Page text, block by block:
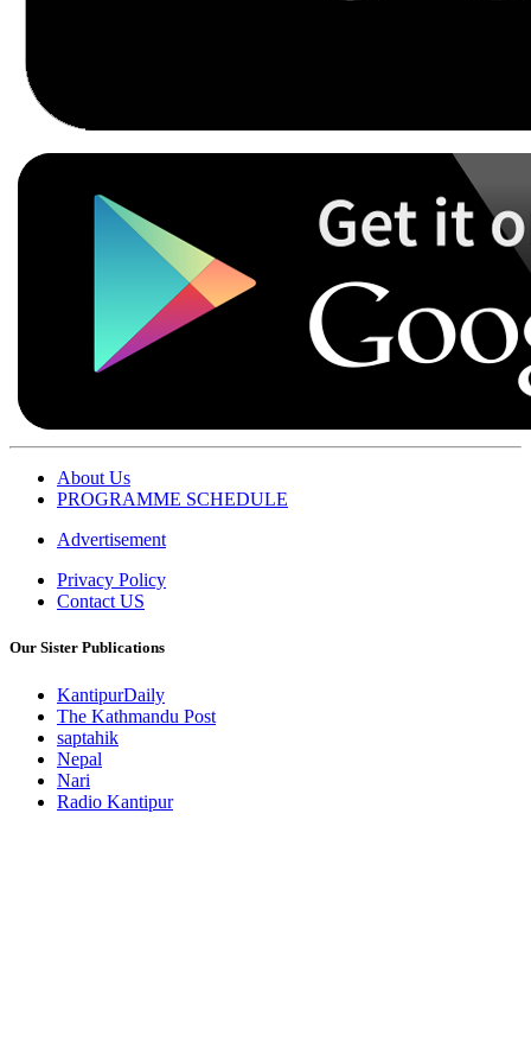
About Us
PROGRAMME SCHEDULE
Advertisement
Privacy Policy
Contact US
Our Sister Publications
KantipurDaily
The Kathmandu Post
saptahik
Nepal
Nari
Radio Kantipur